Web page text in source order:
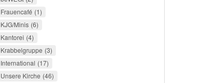
Frauencafé 1
KJG/Minis 6
Kantorei 4
Krabbelgruppe 3
International 17
Unsere Kirche 46